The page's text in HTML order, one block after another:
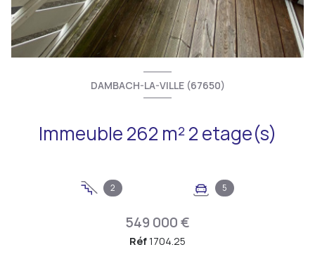
DAMBACH-LA-VILLE (67650)
Immeuble 262 m² 2 etage(s)
2 5
549 000 €
Réf1704.25